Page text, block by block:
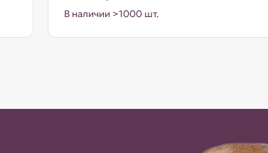
В наличии >1000 шт.